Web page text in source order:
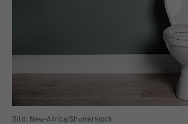
Bild: New-Africa/Shutterstock